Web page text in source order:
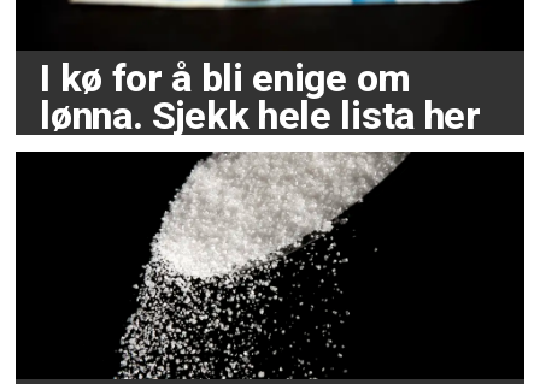
I kø for å bli enige om
lønna. Sjekk hele lista her